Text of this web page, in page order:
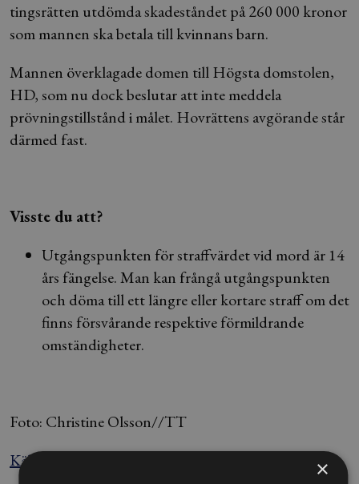
tingsrätten utdömda skadeståndet på 260 000 kronor
som mannen ska betala till kvinnans barn.
Mannen överklagade domen till Högsta domstolen,
HD, som nu dock beslutar att inte meddela
prövningstillstånd i målet. Hovrättens avgörande står
därmed fast.
Visste du att?
Utgångspunkten för straffvärdet vid mord är 14
års fängelse. Man kan frångå utgångspunkten
och döma till ett längre eller kortare straff om det
finns försvårande respektive förmildrande
omständigheter.
Foto: Christine Olsson//TT
Källa: Nyhetsbyrån Blendow Lexnova
×